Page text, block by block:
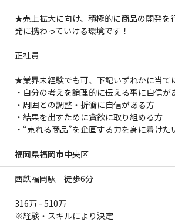
★売上拡大に向け、積極的に商品の開発を
発に携わっていける環境です！
正社員
★業界未経験でも可、下記いずれかに当
・自分の考えを論理的に伝える事に自信が
・周囲との調整・折衝に自信がある方
・結果を出すために貪欲に取り組める方
・“売れる商品”を企画する力を身に着けた
福岡県福岡市中央区
西鉄福岡駅 徒歩6分
316万 - 510万
※経験・スキルにより決定